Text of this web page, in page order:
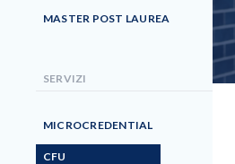
MASTER POST LAUREA
SERVIZI
MICROCREDENTIAL
CFU